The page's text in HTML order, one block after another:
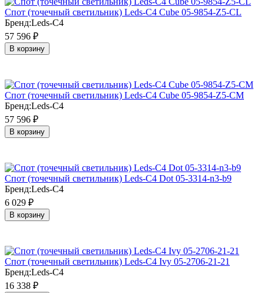
Cпот (точечный светильник) Leds-C4 Cube 05-9854-Z5-CL
Бренд:Leds-C4
57 596 ₽
В корзину
Cпот (точечный светильник) Leds-C4 Cube 05-9854-Z5-CM
Бренд:Leds-C4
57 596 ₽
В корзину
Cпот (точечный светильник) Leds-C4 Dot 05-3314-n3-b9
Бренд:Leds-C4
6 029 ₽
В корзину
Cпот (точечный светильник) Leds-C4 Ivy 05-2706-21-21
Бренд:Leds-C4
16 338 ₽